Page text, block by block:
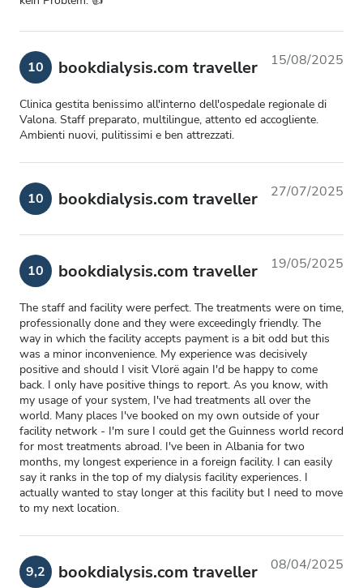
10 bookdialysis.com traveller 15/08/2025
Clinica gestita benissimo all'interno dell'ospedale regionale di
Valona. Staff preparato, multilingue, attento ed accogliente.
Ambienti nuovi, pulitissimi e ben attrezzati.
10 bookdialysis.com traveller 27/07/2025
10 bookdialysis.com traveller 19/05/2025
The staff and facility were perfect. The treatments were on time,
professionally done and they were exceedingly friendly. The
way in which the facility accepts payment is a bit odd but this
was a minor inconvenience. My experience was decisively
positive and should I visit Vlorë again I'd be happy to come
back. I only have positive things to report. As you know, with
my usage of your system, I've had treatments all over the
world. Many places I've booked on my own outside of your
facility network - I'm sure I could get the Guinness world record
for most treatments abroad. I've been in Albania for two
months, my longest experience in a foreign facility. I can easily
say it ranks in the top of my dialysis facility experiences. I
actually wanted to stay longer at this facility but I need to move
to my next location.
9,2 bookdialysis.com traveller 08/04/2025